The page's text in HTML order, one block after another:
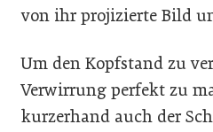
von ihr projizierte Bild
Um den Kopfstand zu
Verwirrung perfekt zu
kurzerhand auch der